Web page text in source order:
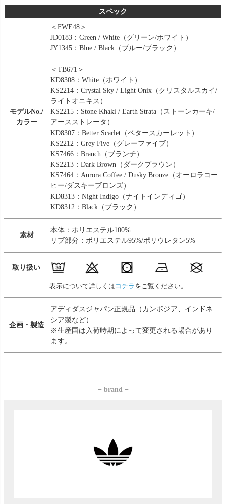
スペック
モデルNo./
カラー
＜FWE48＞
JD0183：Green / White（グリーン/ホワイト）
JY1345：Blue / Black（ブルー/ブラック）
＜TB671＞
KD8308：White（ホワイト）
KS2214：Crystal Sky / Light Onix（クリスタルスカイ/
ライトオニキス）
KS2215：Stone Khaki / Earth Strata（ストーンカーキ/
アースストレータ）
KD8307：Better Scarlet（ベタースカーレット）
KS2212：Grey Five（グレーファイブ）
KS7466：Branch（ブランチ）
KS2213：Dark Brown（ダークブラウン）
KS7464：Aurora Coffee / Dusky Bronze（オーロラコー
ヒー/ダスキーブロンズ）
KD8313：Night Indigo（ナイトインディゴ）
KD8312：Black（ブラック）
素材
本体：ポリエステル100%
リブ部分：ポリエステル95%/ポリウレタン5%
取り扱い
表示について詳しくは コチラ をご覧ください。
企画・製造
アディダスジャパン正規品（カンボジア、インドネ
シア製など）
※生産国は入荷時期によって変更される場合があり
ます。
− brand −